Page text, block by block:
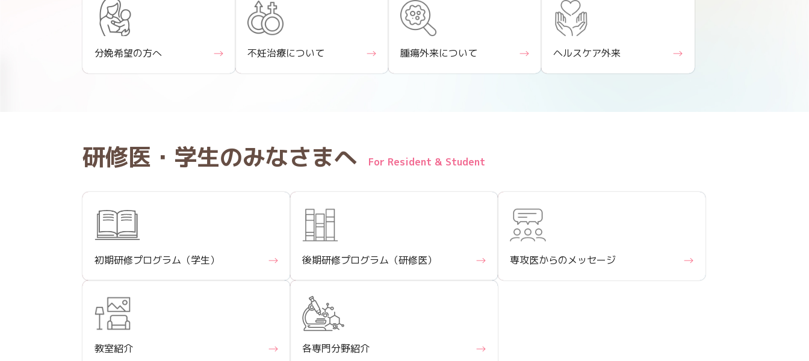
分娩希望の方へ 不妊治療について 腫瘍外来について ヘルスケア外来
研修医・学生のみなさまへ For Resident & Student
初期研修プログラム （学生） 後期研修プログラム （研修医） 専攻医からのメッセージ
教室紹介 各専門分野紹介